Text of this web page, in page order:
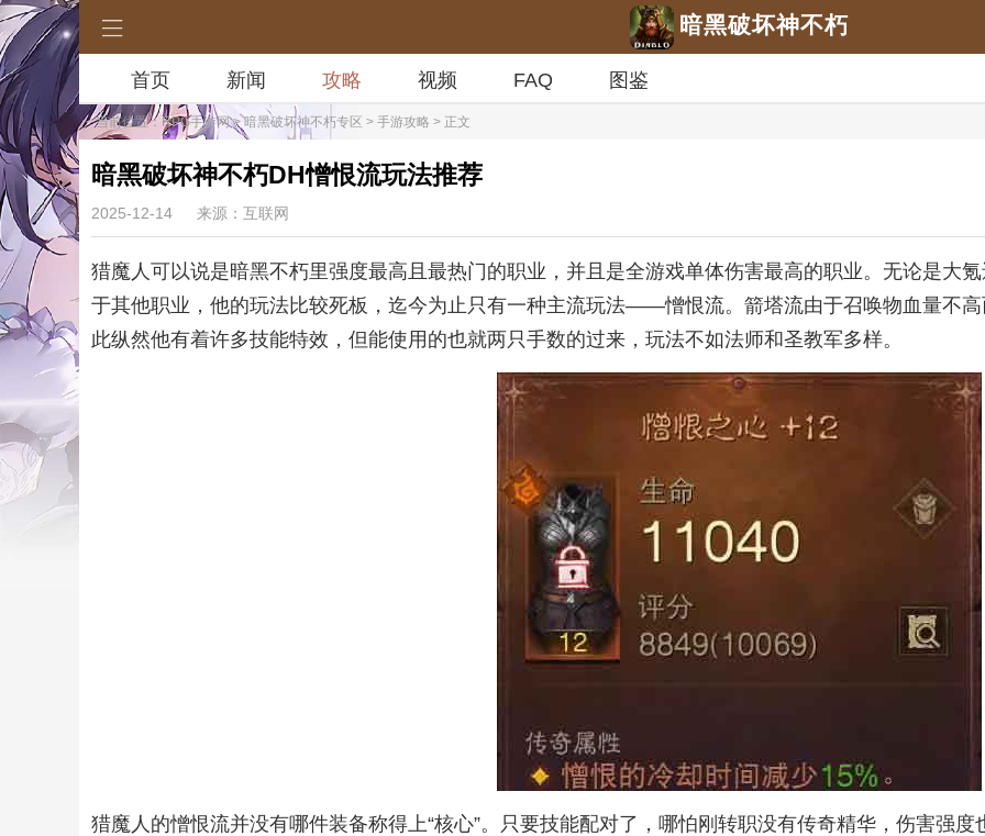
暗黑破坏神不朽
首页 新闻 攻略 视频 FAQ 图鉴
当前位置：RPG手游网>暗黑破坏神不朽专区 > 手游攻略 > 正文
暗黑破坏神不朽DH憎恨流玩法推荐
2025-12-14 来源：互联网
猎魔人可以说是暗黑不朽里强度最高且最热门的职业，并且是全游戏单体伤害最高的职业。无论是大
于其他职业，他的玩法比较死板，迄今为止只有一种主流玩法——憎恨流。箭塔流由于召唤物血量不
此纵然他有着许多技能特效，但能使用的也就两只手数的过来，玩法不如法师和圣教军多样。
猎魔人的憎恨流并没有哪件装备称得上“核心”。只要技能配对了，哪怕刚转职没有传奇精华，伤害强